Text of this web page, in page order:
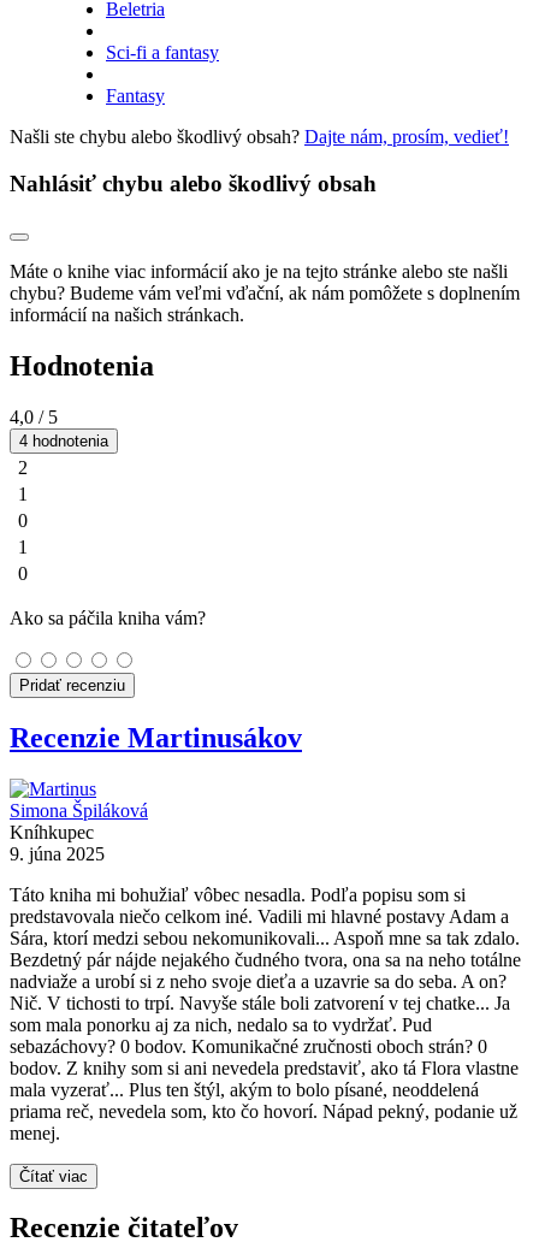
Beletria
Sci-fi a fantasy
Fantasy
Našli ste chybu alebo škodlivý obsah? Dajte nám, prosím, vedieť!
Nahlásiť chybu alebo škodlivý obsah
Máte o knihe viac informácií ako je na tejto stránke alebo ste našli
chybu? Budeme vám veľmi vďační, ak nám pomôžete s doplnením
informácií na našich stránkach.
Hodnotenia
4,0 / 5
4 hodnotenia
2
1
0
1
0
Ako sa páčila kniha vám?
Pridať recenziu
Recenzie Martinusákov
Simona Špiláková
Kníhkupec
9. júna 2025
Táto kniha mi bohužiaľ vôbec nesadla. Podľa popisu som si
predstavovala niečo celkom iné. Vadili mi hlavné postavy Adam a
Sára, ktorí medzi sebou nekomunikovali... Aspoň mne sa tak zdalo.
Bezdetný pár nájde nejakého čudného tvora, ona sa na neho totálne
nadviaže a urobí si z neho svoje dieťa a uzavrie sa do seba. A on?
Nič. V tichosti to trpí. Navyše stále boli zatvorení v tej chatke... Ja
som mala ponorku aj za nich, nedalo sa to vydržať. Pud
sebazáchovy? 0 bodov. Komunikačné zručnosti oboch strán? 0
bodov. Z knihy som si ani nevedela predstaviť, ako tá Flora vlastne
mala vyzerať... Plus ten štýl, akým to bolo písané, neoddelená
priama reč, nevedela som, kto čo hovorí. Nápad pekný, podanie už
menej.
Čítať viac
Recenzie čitateľov